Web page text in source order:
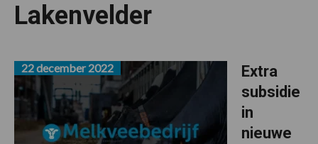
Lakenvelder
Extra
subsidie
in
nieuwe
22 december 2022